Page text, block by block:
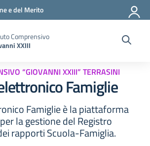
degli strumenti
e del Merito
Comprensivo
XXIII
“GIOVANNI XXIII” TERRASINI
Famiglie
Famiglie è la piattaforma
la gestione del Registro
rapporti Scuola-Famiglia.